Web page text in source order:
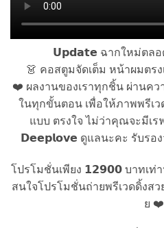
𝗨𝗽𝗱𝗮𝘁𝗲 ฉากใหม่ตลอ
👗 คอสตูมจัดเต็ม หน้าผมตร
❤️ ผลงานของเราทุกชิ้น ผ่านคว
ในทุกขั้นตอน เพื่อให้ภาพพรีเ
แบบ ตรงใจ ไม่ว่าคุณจะมีเ
𝗗𝗲𝗲𝗽𝗹𝗼𝘃𝗲 ดูแลนะคะ รับรอ
โปรโมชั่นเพียง 𝟭𝟮𝟵𝟬𝟬 บาทเท่
สนใจโปรโมชั่นถ่ายพรีเวดดิ้งส
ย ❤️